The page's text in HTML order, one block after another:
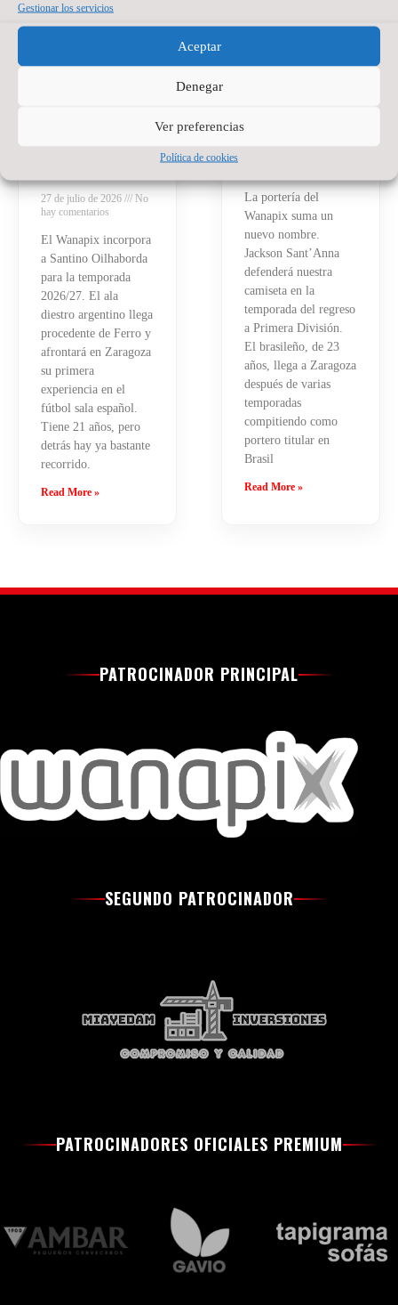
Gestionar los servicios
Aceptar
Denegar
Ver preferencias
Política de cookies
OILHABORDA,
PARA EL
27 de julio de 2026
No
hay comentarios
El Wanapix incorpora
a Santino Oilhaborda
para la temporada
2026/27. El ala
diestro argentino llega
procedente de Ferro y
afrontará en Zaragoza
su primera
experiencia en el
fútbol sala español.
Tiene 21 años, pero
detrás hay ya bastante
recorrido.
Read More »
SANT’ANNA,
La portería del
Wanapix suma un
nuevo nombre.
Jackson Sant’Anna
defenderá nuestra
camiseta en la
temporada del regreso
a Primera División.
El brasileño, de 23
años, llega a Zaragoza
después de varias
temporadas
compitiendo como
portero titular en
Brasil
Read More »
PATROCINADOR PRINCIPAL
SEGUNDO PATROCINADOR
PATROCINADORES OFICIALES PREMIUM